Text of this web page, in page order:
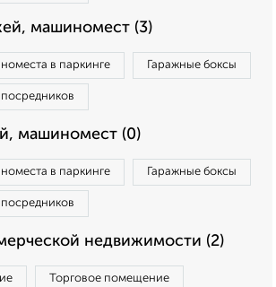
машиномест (3)
в паркинге Гаражные боксы
посредников
машиномест (0)
в паркинге Гаражные боксы
посредников
недвижимости (2)
Торговое помещение